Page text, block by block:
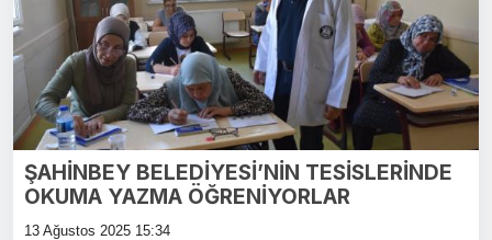
ŞAHİNBEY BELEDİYESİ’NİN TESİSLERİNDE
OKUMA YAZMA ÖĞRENİYORLAR
13 Ağustos 2025 15:34